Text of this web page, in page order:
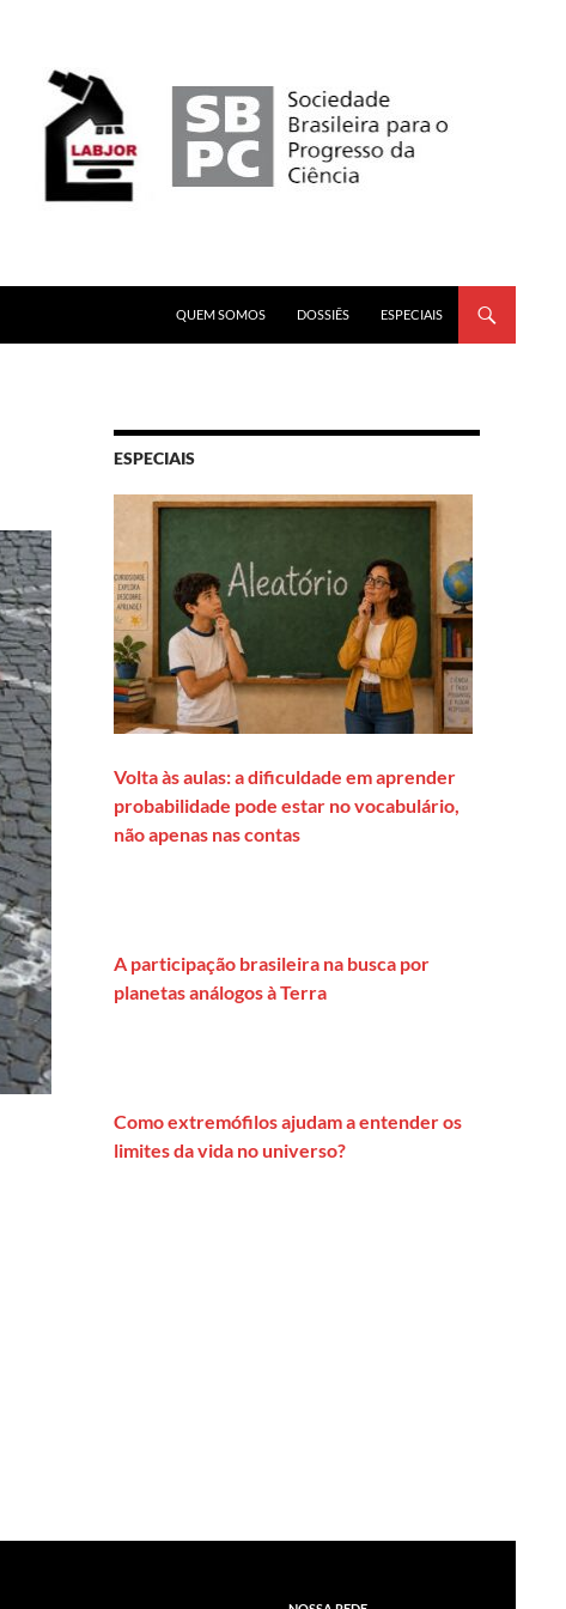
QUEM SOMOS
DOSSIÊS ESPECIAIS
ESPECIAIS
Volta às aulas: a dificuldade em aprender
probabilidade pode estar no vocabulário,
não apenas nas contas
A participação brasileira na busca por
planetas análogos à Terra
Como extremófilos ajudam a entender os
limites da vida no universo?